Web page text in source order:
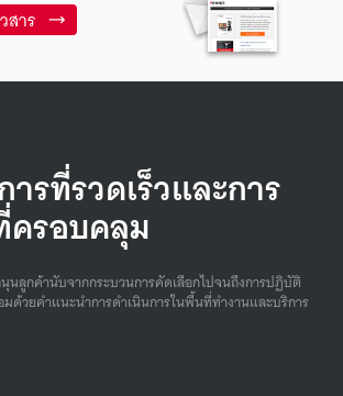
สาร
ารที่รวดเร็วและการ
รอบคลุม
นุนลูกค้านับจากกระบวนการคัดเลือกไปจนถึงการปฏิบัติ
ด้วยคําแนะนําการดําเนินการในพื้นที่ทํางานและบริการ